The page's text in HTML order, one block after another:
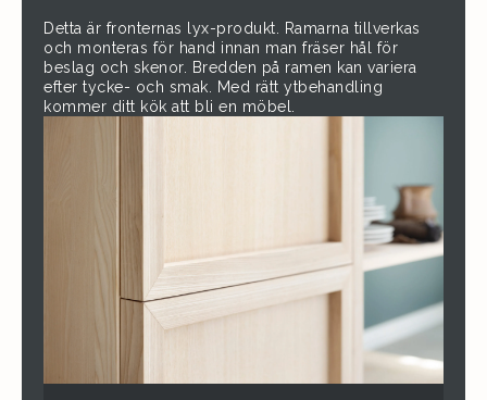
Detta är fronternas lyx-produkt. Ramarna tillverkas
och monteras för hand innan man fräser hål för
beslag och skenor. Bredden på ramen kan variera
efter tycke- och smak. Med rätt ytbehandling
kommer ditt kök att bli en möbel.